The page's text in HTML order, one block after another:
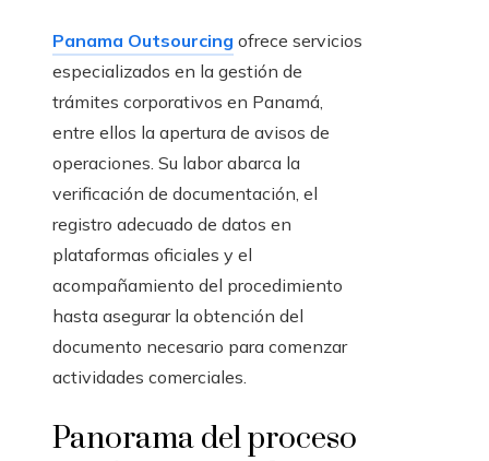
Panama Outsourcing ofrece servicios
especializados en la gestión de
trámites corporativos en Panamá,
entre ellos la apertura de avisos de
operaciones. Su labor abarca la
verificación de documentación, el
registro adecuado de datos en
plataformas oficiales y el
acompañamiento del procedimiento
hasta asegurar la obtención del
documento necesario para comenzar
actividades comerciales.
Panorama del proceso